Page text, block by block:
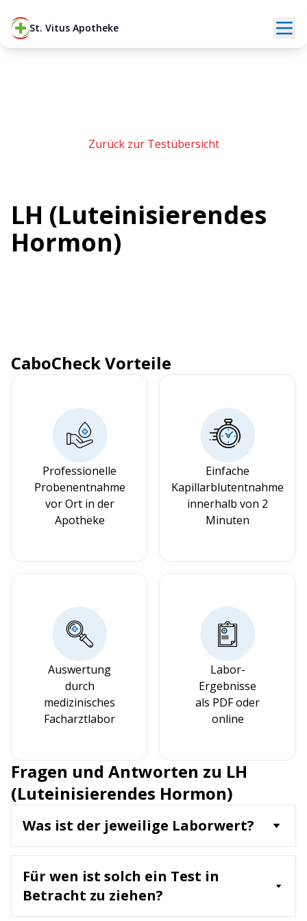
St. Vitus Apotheke
Zurück zur Testübersicht
LH (Luteinisierendes
Hormon)
CaboCheck Vorteile
Professionelle
Probenentnahme
vor Ort in der
Apotheke
Einfache
Kapillarblutentnahme
innerhalb von 2
Minuten
Auswertung
durch
medizinisches
Facharztlabor
Labor-
Ergebnisse
als PDF oder
online
Fragen und Antworten zu LH
(Luteinisierendes Hormon)
Was ist der jeweilige Laborwert?
LH ist ein Hormon der Hypophyse, das bei Frauen
den Eisprung auslöst und bei Männern
die Produktion von Testosteron in den Hoden
stimuliert. Der Laborwert misst die
Für wen ist solch ein Test in
Betracht zu ziehen?
Ein LH-Test wird empfohlen für: